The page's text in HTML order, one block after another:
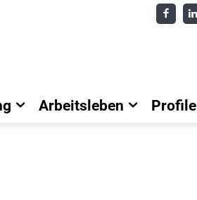
Arbeitsleben Profile